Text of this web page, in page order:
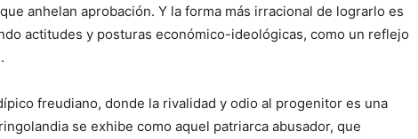
anhelan aprobación. Y la forma más irracional de lograrlo es
actitudes y posturas económico-ideológicas, como un reflejo
freudiano, donde la rivalidad y odio al progenitor es una
se exhibe como aquel patriarca abusador, que